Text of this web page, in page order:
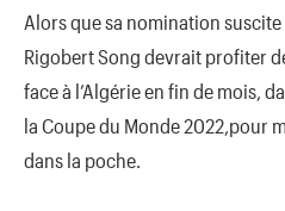
Alors que sa nomination
Rigobert Song devrait profiter
face à l’Algérie en fin de mois,
la Coupe du Monde 2022,pour
dans la poche.